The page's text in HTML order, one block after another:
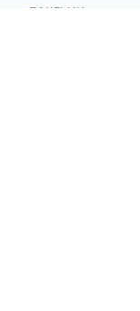
ZAKELIJK